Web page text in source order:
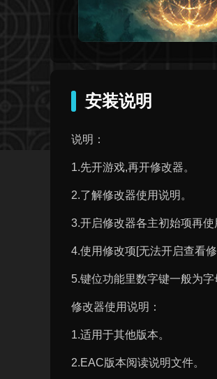
安装说明
说明：
1.先开游戏,再开修改器。
2.了解修改器使用说明。
3.开启修改器各主初始项再使
4.使用修改项[无法开启查看修
5.键位功能里数字键一般为字
修改器使用说明：
1.适用于其他版本。
2.EAC版本阅读说明文件。